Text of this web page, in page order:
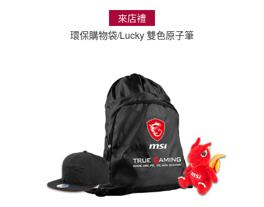
來店禮
環保購物袋/Lucky 雙色原子筆